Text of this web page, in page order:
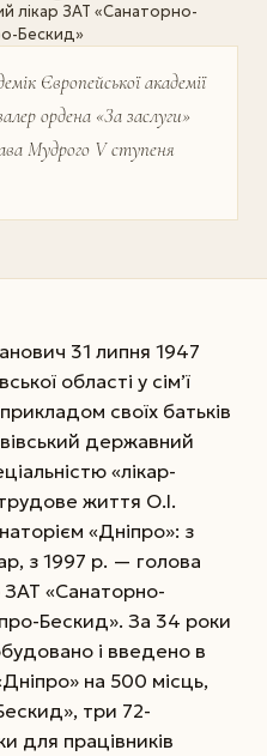
лікар ЗАТ «Санаторно-
Бескид»
Європейської академії
ордена «За заслуги»
Мудрого V ступеня
31 липня 1947
області у сім’ї
своїх батьків
державний
«лікар-
життя О.І.
«Дніпро»: з
з 1997 р. — голова
ЗАТ «Санаторно-
Бескид». За 34 роки
і введено в
на 500 місць,
три 72-
для працівників